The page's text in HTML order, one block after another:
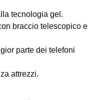
tecnologia gel.
braccio telescopico e
parte dei telefoni
attrezzi.